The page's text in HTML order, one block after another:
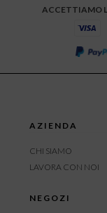
ACCETTIAMO
AZIENDA
CHI SIAMO
LAVORA CON NOI
NEGOZI